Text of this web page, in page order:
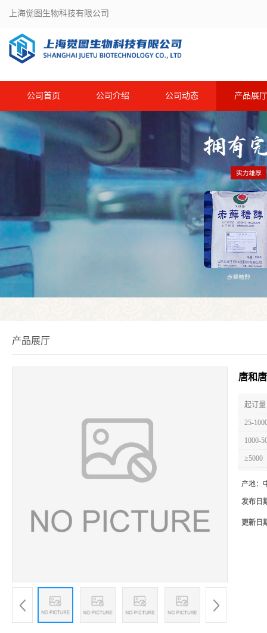
上海觉图生物科技有限公司
公司首页 公司介绍 公司动态 产品展厅
产品展厅
唐和
起订
25-
1000-
≥5000
产地：
发布日
更新日